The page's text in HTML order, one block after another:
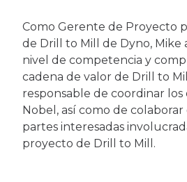
Como Gerente de Proyecto
de Drill to Mill de Dyno, Mike
nivel de competencia y
cadena de valor de Drill to
responsable de coordinar
Nobel, así como de
partes interesadas
proyecto de Drill to Mill.